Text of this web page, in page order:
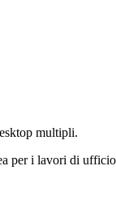
multipli.
per i lavori di